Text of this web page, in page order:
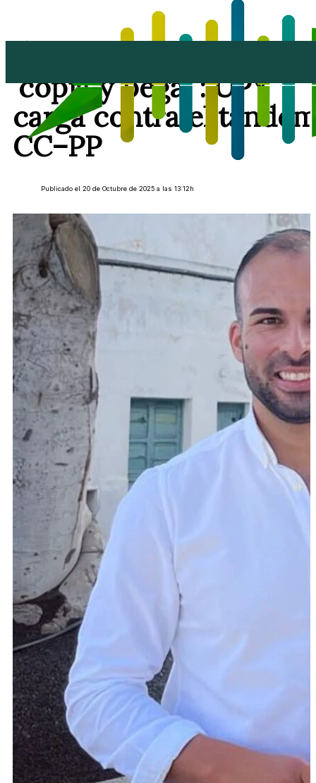
‘copia y pega’”: UPY
carga contra el
CC–PP
Publicado el 20 de Octubre de 2025 a las 13:12h